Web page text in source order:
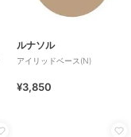
ルナソル
アイリッドベース(N)
¥3,850